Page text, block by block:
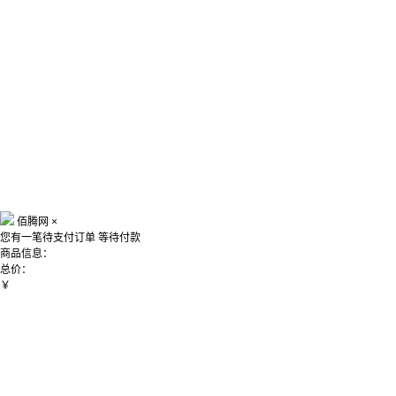
佰腾网 ×
您有一笔待支付订单 等待付款
商品信息：
总价：
￥